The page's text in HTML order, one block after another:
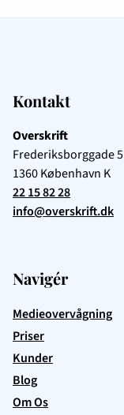
Kontakt
Overskrift
Frederiksborggade 5
1360København K
22 15 82 28
info@overskrift.dk
Navigér
Medieovervågning
Priser
Kunder
Blog
Om Os